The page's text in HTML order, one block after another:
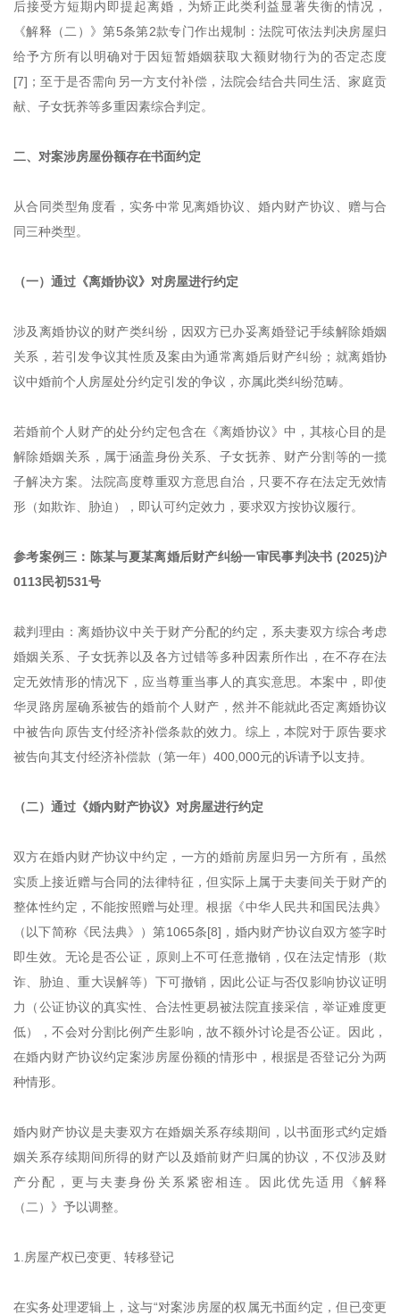
后接受方短期内即提起离婚，为矫正此类利益显著失衡的情况，
《解释（二）》第5条第2款专门作出规制：法院可依法判决房屋归
给予方所有以明确对于因短暂婚姻获取大额财物行为的否定态度
[7]；至于是否需向另一方支付补偿，法院会结合共同生活、家庭贡
献、子女抚养等多重因素综合判定。
二、对案涉房屋份额存在书面约定
从合同类型角度看，实务中常见离婚协议、婚内财产协议、赠与合
同三种类型。
（一）通过《离婚协议》对房屋进行约定
涉及离婚协议的财产类纠纷，因双方已办妥离婚登记手续解除婚姻
关系，若引发争议其性质及案由为通常离婚后财产纠纷；就离婚协
议中婚前个人房屋处分约定引发的争议，亦属此类纠纷范畴。
若婚前个人财产的处分约定包含在《离婚协议》中，其核心目的是
解除婚姻关系，属于涵盖身份关系、子女抚养、财产分割等的一揽
子解决方案。法院高度尊重双方意思自治，只要不存在法定无效情
形（如欺诈、胁迫），即认可约定效力，要求双方按协议履行。
参考案例三：陈某与夏某离婚后财产纠纷一审民事判决书 (2025)沪
0113民初531号
裁判理由：离婚协议中关于财产分配的约定，系夫妻双方综合考虑
婚姻关系、子女抚养以及各方过错等多种因素所作出，在不存在法
定无效情形的情况下，应当尊重当事人的真实意思。本案中，即使
华灵路房屋确系被告的婚前个人财产，然并不能就此否定离婚协议
中被告向原告支付经济补偿条款的效力。综上，本院对于原告要求
被告向其支付经济补偿款（第一年）400,000元的诉请予以支持。
（二）通过《婚内财产协议》对房屋进行约定
双方在婚内财产协议中约定，一方的婚前房屋归另一方所有，虽然
实质上接近赠与合同的法律特征，但实际上属于夫妻间关于财产的
整体性约定，不能按照赠与处理。根据《中华人民共和国民法典》
（以下简称《民法典》）第1065条[8]，婚内财产协议自双方签字时
即生效。无论是否公证，原则上不可任意撤销，仅在法定情形（欺
诈、胁迫、重大误解等）下可撤销，因此公证与否仅影响协议证明
力（公证协议的真实性、合法性更易被法院直接采信，举证难度更
低），不会对分割比例产生影响，故不额外讨论是否公证。因此，
在婚内财产协议约定案涉房屋份额的情形中，根据是否登记分为两
种情形。
婚内财产协议是夫妻双方在婚姻关系存续期间，以书面形式约定婚
姻关系存续期间所得的财产以及婚前财产归属的协议，不仅涉及财
产分配，更与夫妻身份关系紧密相连。因此优先适用《解释
（二）》予以调整。
1.房屋产权已变更、转移登记
在实务处理逻辑上，这与“对案涉房屋的权属无书面约定，但已变更